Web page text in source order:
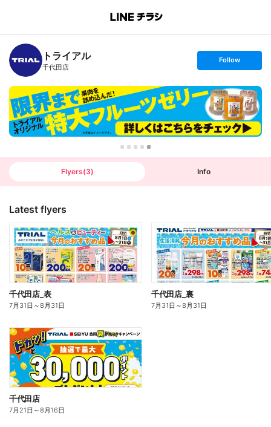
B
n
c
h
T
トライアル
千代田店
s
t
o
l
l
o
w
Follow
Flyers(3) Info
Latest flyers
千代田店_表
7月31日 ～8月31日
千代田店_裏
7月31日 ～8月31日
千代田店
7月21日 ～8月16日